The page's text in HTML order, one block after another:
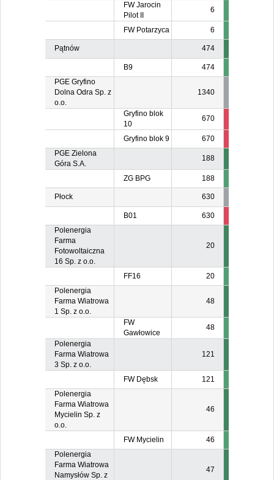
FW Jarocin
Pilot II
6
FW Potarzyca 6
Pątnów 474
B9
474
PGE Gryfino
Dolna Odra Sp. z
o.o.
1340
Gryfino blok
10
670
Gryfino blok 9 670
PGE Zielona
Góra S.A.
188
ZG BPG 188
Płock 630
B01 630
Polenergia
Farma
Fotowoltaiczna
16 Sp. z o.o.
20
FF16
20
Polenergia
Farma Wiatrowa
1 Sp. z o.o.
48
FW
Gawłowice
48
Polenergia
Farma Wiatrowa
3 Sp. z o.o.
121
FW Dębsk
121
Polenergia
Farma Wiatrowa
Mycielin Sp. z
o.o.
46
FW Mycielin
46
Polenergia
Farma Wiatrowa
Namysłów Sp. z
47